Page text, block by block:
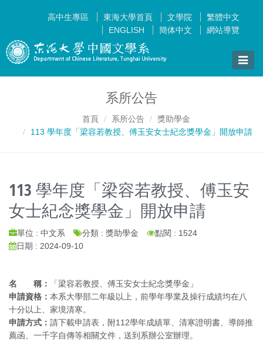
高中生專區 東海大學首頁 文學院
繁體中文
ENGLISH
簡体中文 網站導覽
Toggle
系所公告
首頁 系所公告
獎助學金
113 學年度「梁容若教授、傅玉安女士紀念獎學金」開放申請
113 學年度「梁容若教授、傅玉安
女士紀念獎學金」開放申請
單位 : 中文系 分類 : 獎助學金
點閱 : 1524
日期 : 2024-09-10
名 稱：
「梁容若教授、傅玉安女士紀念獎學金」
申請資格： 本系大學部二年級以上，前學年學業及操行成績均在八
十分以上、家境清寒。
申請方式： 請下載申請表，附112學年成績單、清寒證明書、導師推
薦函、一千字自傳等相關文件，送到系辦公室辦理。